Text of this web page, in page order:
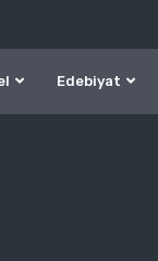
Edebiyat